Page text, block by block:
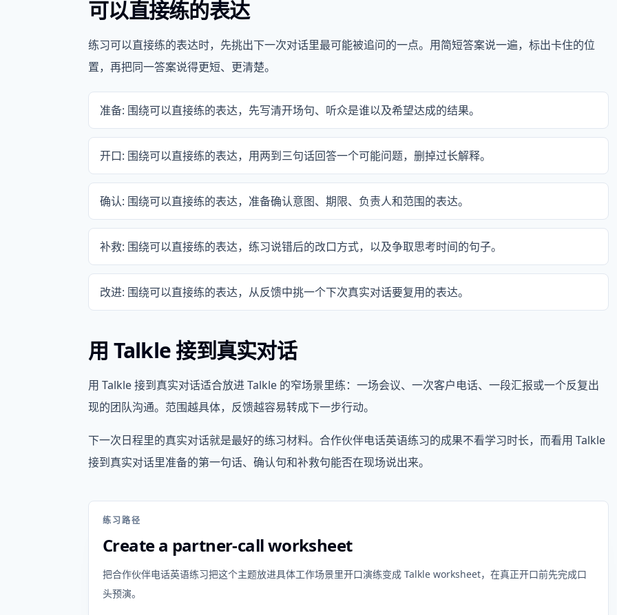
可以直接练的表达
练习可以直接练的表达时，先挑出下一次对话里最可能被追问的一点。用简短答案说一遍，标出卡住的位
置，再把同一答案说得更短、更清楚。
准备: 围绕可以直接练的表达，先写清开场句、听众是谁以及希望达成的结果。
开口: 围绕可以直接练的表达，用两到三句话回答一个可能问题，删掉过长解释。
确认: 围绕可以直接练的表达，准备确认意图、期限、负责人和范围的表达。
补救: 围绕可以直接练的表达，练习说错后的改口方式，以及争取思考时间的句子。
改进: 围绕可以直接练的表达，从反馈中挑一个下次真实对话要复用的表达。
用 Talkle 接到真实对话
用 Talkle 接到真实对话适合放进 Talkle 的窄场景里练：一场会议、一次客户电话、一段汇报或一个反复出
现的团队沟通。范围越具体，反馈越容易转成下一步行动。
下一次日程里的真实对话就是最好的练习材料。合作伙伴电话英语练习的成果不看学习时长，而看用 Talkle
接到真实对话里准备的第一句话、确认句和补救句能否在现场说出来。
练习路径
Create a partner-call worksheet
把合作伙伴电话英语练习把这个主题放进具体工作场景里开口演练变成 Talkle worksheet，在真正开口前先完成口
头预演。